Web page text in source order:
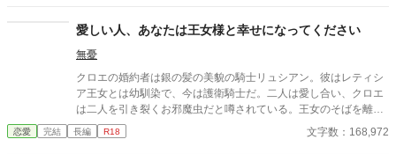
上、ヒーロー以外との絡みあります。 シリアス／ ほのぼの ／幼
なじみ ／ヒロインが男前／ 一途／ 騎士／ 王／ ハッピーエンド／
ヒーロー以外との絡み
愛しい人、あなたは王女様と幸せになってください
無憂
クロエの婚約者は銀の髪の美貌の騎士リュシアン。彼はレティシ
ア王女とは幼馴染で、今は護衛騎士だ。二人は愛し合い、クロエ
は二人を引き裂くお邪魔虫だと噂されている。王女のそばを離れ
ないリュシアンとは、ここ数年、ろくな会話もない。愛されない
日々に疲れたクロエは、婚約を破棄することを決意し、リュシア
恋愛 完結 長編 R18 文字数：168,972